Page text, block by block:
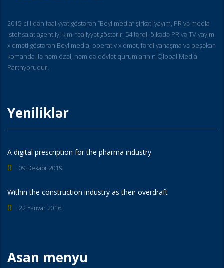
2015-ci ildən fəaliyyət göstərən “Beylimedia” şirkəti yayım, PR və media
istehsalat agentliyi kimi fəaliyyət göstərir. 54 fərqli ölkədə PR və TV yayım
xidməti göstərən Beylimedia, operativ xidmət, fərdi yanaşma və peşəkar
komanda ilə həm özəl, həm də dövlət qurumlarının Qlobal Media
Partnyorudur.
Yeniliklər
A digital prescription for the pharma industry
09 Dekabr 2019
Within the construction industry as their overdraft
22 Yanvar 2016
Asan menyu